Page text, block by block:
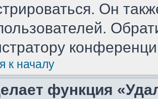
Он
к началу
функция